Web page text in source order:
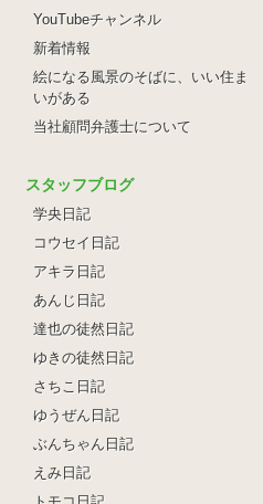
YouTubeチャンネル
新着情報
絵になる風景のそばに、 いい住ま
いがある
当社顧問弁護士について
スタッフブログ
学央日記
コウセイ日記
アキラ日記
あんじ日記
達也の徒然日記
ゆきの徒然日記
さちこ日記
ゆうぜん日記
ぶんちゃん日記
えみ日記